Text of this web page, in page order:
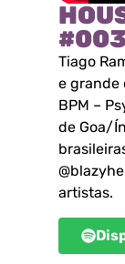
#003
Tiago
e grande
BPM –
de Goa/
artistas.